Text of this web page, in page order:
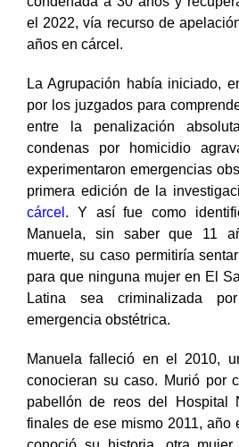
condenada a 30 años y
el 2022, vía recurso de
La Agrupación había iniciado,
por los juzgados para
entre la penalización
condenas por homicidio
experimentaron emergencias
primera edición de la
. Y así fue como
Manuela, sin saber que 11
muerte, su caso permitiría
para que ninguna mujer en El
Latina sea criminalizada
emergencia obstétrica.
Manuela falleció en el 2010,
conocieran su caso. Murió por
pabellón de reos del Hospital
finales de ese mismo 2011, año